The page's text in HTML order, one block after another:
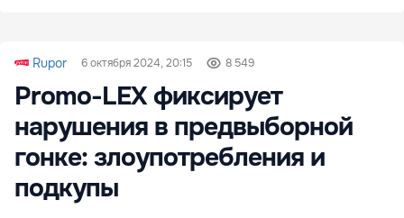
Rupor 6 октября 2024, 20:15 8 549
Promo-LEX фиксирует
нарушения в предвыборной
гонке: злоупотребления и
подкупы